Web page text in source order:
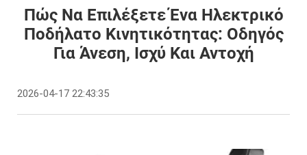
Πώς Να Επιλέξετε Ένα Ηλεκτρικό
Ποδήλατο Κινητικότητας: Οδηγός
Για Άνεση, Ισχύ Και Αντοχή
2026-04-17 22:43:35